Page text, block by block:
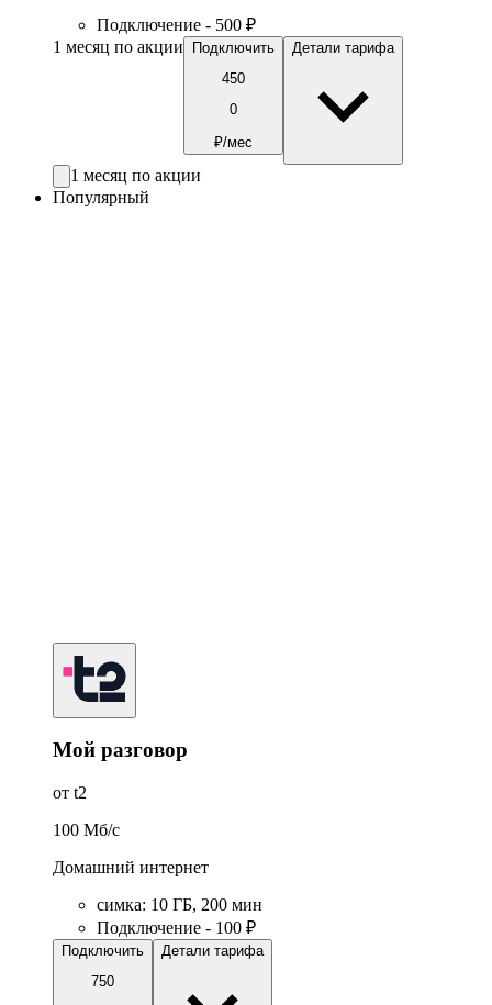
Подключение - 500 ₽
1 месяц по акции
Подключить
450
0
₽/мес
Детали тарифа
1 месяц по акции
Популярный
Мой разговор
от t2
100 Мб/c
Домашний интернет
симка: 10 ГБ, 200 мин
Подключение - 100 ₽
Подключить
750
Детали тарифа